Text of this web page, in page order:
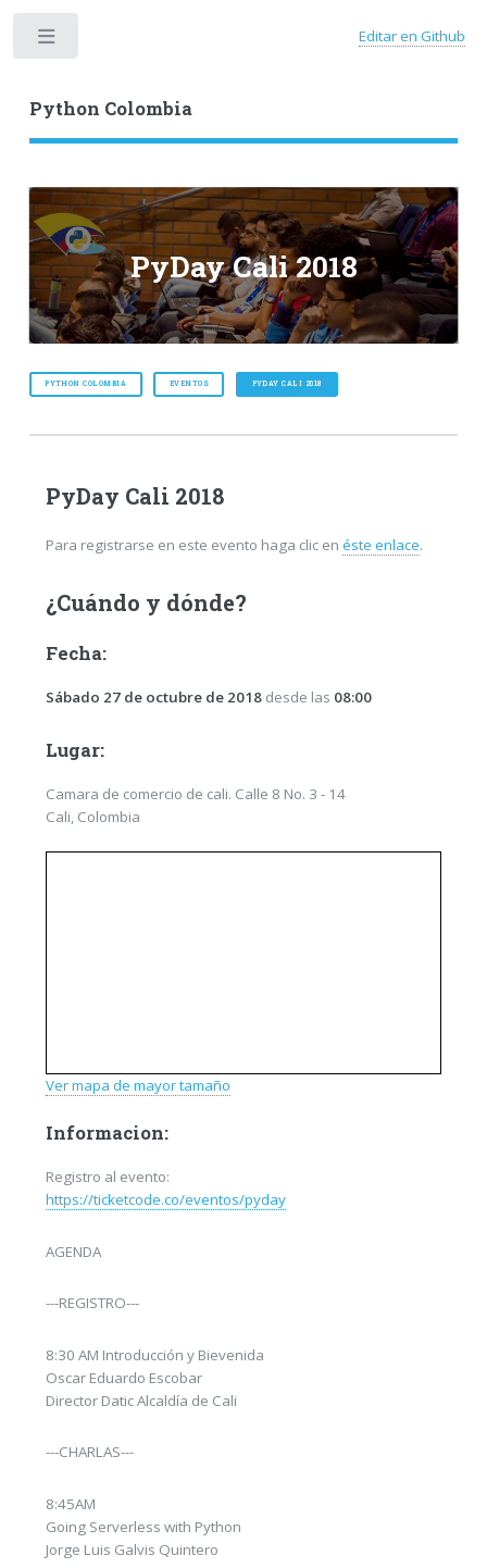
Python Colombia
Editar en Github
PyDay Cali 2018
PYTHON COLOMBIA EVENTOS PYDAY CALI 2018
PyDay Cali 2018
Para registrarse en este evento haga clic en éste enlace.
¿Cuándo y dónde?
Fecha:
Sábado 27 de octubre de 2018desde las 08:00
Lugar:
Camara de comercio de cali. Calle 8 No. 3 - 14
Cali, Colombia
Ver mapa de mayor tamaño
Informacion:
Registro al evento:
https://ticketcode.co/eventos/pyday
AGENDA
---REGISTRO---
8:30 AM Introducción y Bievenida
Oscar Eduardo Escobar
Director Datic Alcaldía de Cali
---CHARLAS---
8:45AM
Going Serverless with Python
Jorge Luis Galvis Quintero